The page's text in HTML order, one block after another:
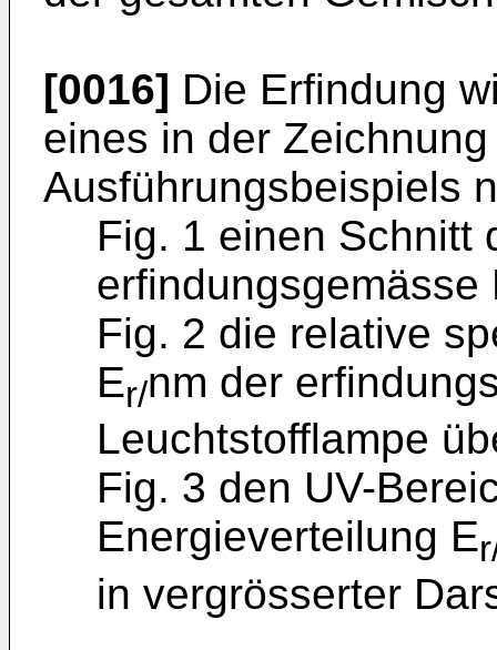
[0016] Die Erfindung
eines in der
Ausführungsbeispiels
Fig. 1 einen Schnitt
erfindungsgemässe
Fig. 2 die relative
Er/nm der
Leuchtstofflampe
Fig. 3 den UV-
Energieverteilung E
in vergrösserter